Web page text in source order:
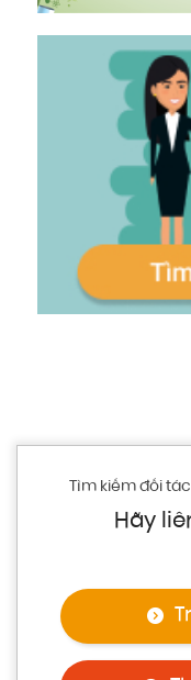
Tìm kiếm đối
Hãy